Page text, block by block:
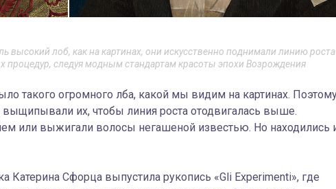
высокий лоб, как на картинах, они искусственно поднимали линию роста
следуя модным стандартам красоты эпохи Возрождения
такого огромного лба, какой мы видим на картинах.
их, чтобы линия роста отодвигалась выше.
или выжигали волосы негашеной известью. Но находились
Катерина Сфорца выпустила рукопись «Gli Experimenti», где